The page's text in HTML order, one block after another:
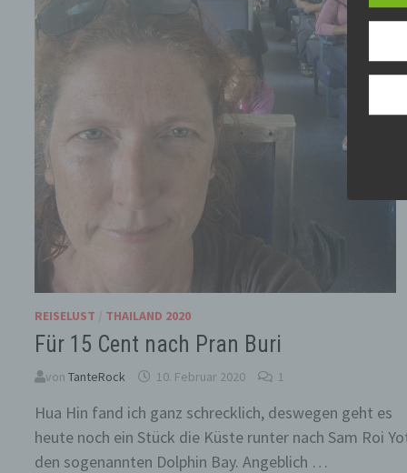
REISELUST THAILAND 2020
Für 15 Cent nach Pran Buri
vonTanteRock 10. Februar 2020 1
Hua Hin fand ich ganz schrecklich, deswegen geht es
heute noch ein Stück die Küste runter nach Sam Roi
den sogenannten Dolphin Bay. Angeblich …